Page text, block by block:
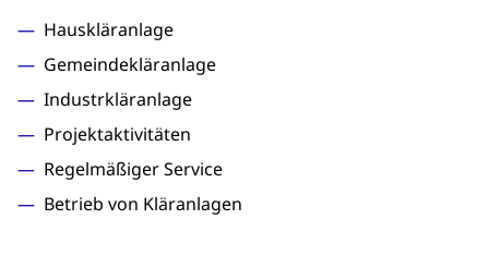
Hauskläranlage
Gemeindekläranlage
Industrkläranlage
Projektaktivitäten
Regelmäßiger Service
Betrieb von Kläranlagen